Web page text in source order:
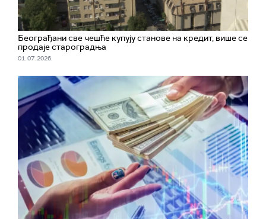
Београђани све чешће купују станове на кредит, више се
продаје староградња
01. 07. 2026.